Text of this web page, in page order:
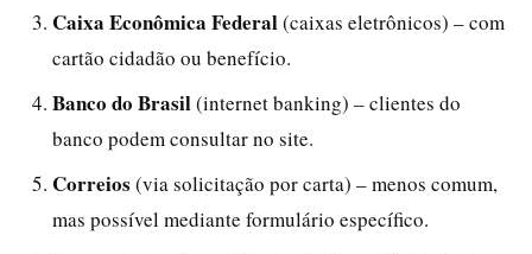
Caixa Econômica Federal(caixas eletrônicos) – com
cartão cidadão ou benefício.
Banco do Brasil(internet banking) – clientes do
banco podem consultar no site.
Correios (via solicitação por carta) – menos comum,
mas possível mediante formulário específico.